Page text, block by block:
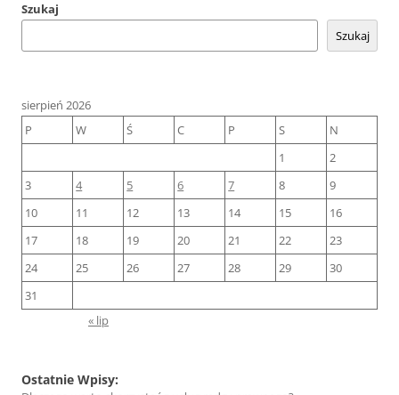
Szukaj
Szukaj
sierpień 2026
P
W Ś C P S
N
1
2
3
4 5 6 7 8
9
10
11 12 13 14 15
16
17
18 19 20 21 22
23
24
25 26 27 28 29
30
31
« lip
Ostatnie Wpisy: